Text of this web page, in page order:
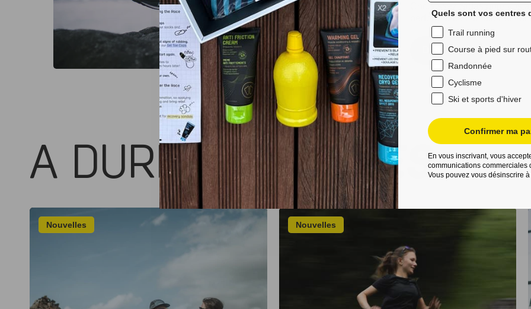
Choisissez Sidas pour vos
performances améliorées et
Découvrez
A DURÉNOUVELLES
Nouvelles Nouvelles
Quels sont vos centres
Trail running
Course à pied sur
Randonnée
Cyclisme
Ski et sports d'hiver
Confirmer ma
En vous inscrivant, vous
communications commerciales
Vous pouvez vous désinscrire à